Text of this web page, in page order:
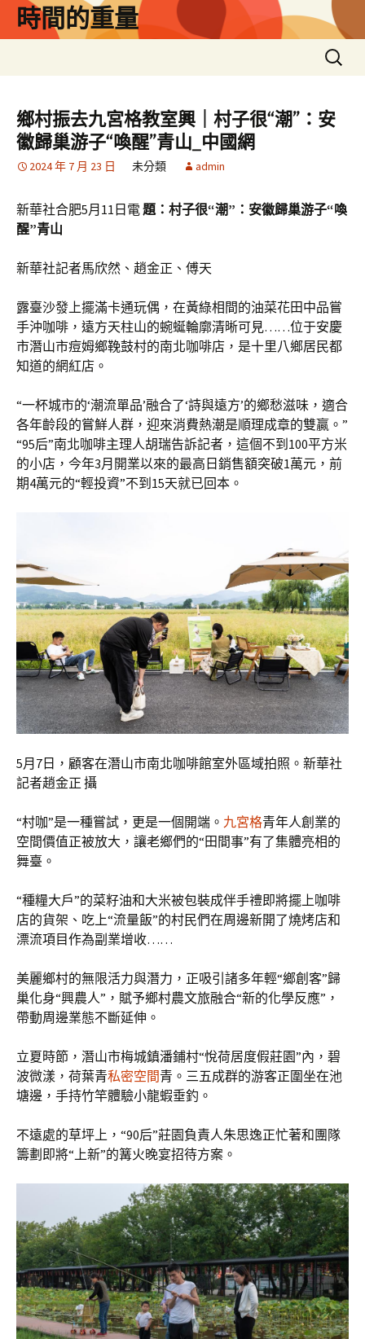
時間的重量
搜
尋
鍵
字:
鄉村振去九宮格教室興｜村子很“潮”：安
徽歸巢游子“喚醒”青山_中國網
2024 年 7 月 23 日 未分類 admin
新華社合肥5月11日電題：村子很“潮”：安徽歸巢游子“喚
醒”青山
新華社記者馬欣然、趙金正、傅天
露臺沙發上擺滿卡通玩偶，在黃綠相間的油菜花田中品嘗
手沖咖啡，遠方天柱山的蜿蜒輪廓清晰可見……位于安慶
市潛山市痘姆鄉鞔鼓村的南北咖啡店，是十里八鄉居民都
知道的網紅店。
“一杯城市的‘潮流單品’融合了‘詩與遠方’的鄉愁滋味，適合
各年齡段的嘗鮮人群，迎來消費熱潮是順理成章的雙贏。”
“95后”南北咖啡主理人胡瑞告訴記者，這個不到100平方米
的小店，今年3月開業以來的最高日銷售額突破1萬元，前
期4萬元的“輕投資”不到15天就已回本。
5月7日，顧客在潛山市南北咖啡館室外區域拍照。新華社
記者趙金正 攝
“村咖”是一種嘗試，更是一個開端。 九宮格青年人創業的
空間價值正被放大，讓老鄉們的“田間事”有了集體亮相的
舞臺。
“種糧大戶”的菜籽油和大米被包裝成伴手禮即將擺上咖啡
店的貨架、吃上“流量飯”的村民們在周邊新開了燒烤店和
漂流項目作為副業增收……
美麗鄉村的無限活力與潛力，正吸引諸多年輕“鄉創客”歸
巢化身“興農人”，賦予鄉村農文旅融合“新的化學反應”，
帶動周邊業態不斷延伸。
立夏時節，潛山市梅城鎮潘鋪村“悅荷居度假莊園”內，碧
波微漾，荷葉青私密空間青。三五成群的游客正圍坐在池
塘邊，手持竹竿體驗小龍蝦垂釣。
不遠處的草坪上，“90后”莊園負責人朱思逸正忙著和團隊
籌劃即將“上新”的篝火晚宴招待方案。